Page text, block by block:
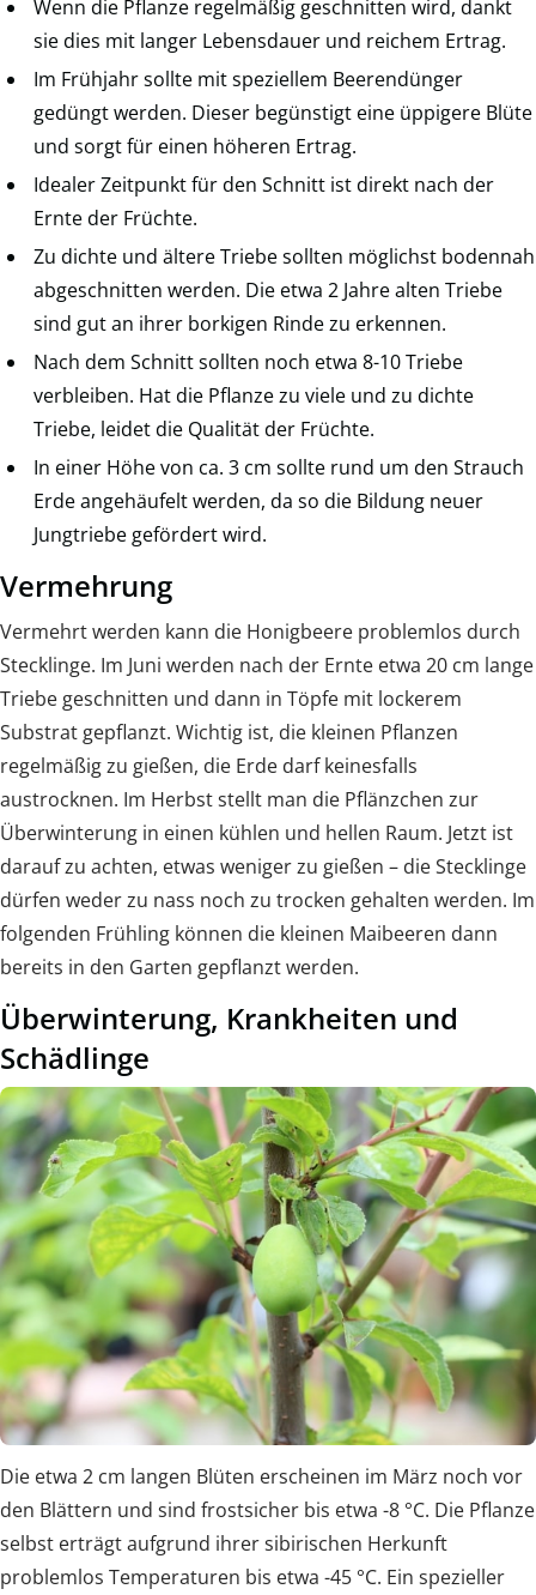
Wenn die Pflanze regelmäßig geschnitten wird, dankt
sie dies mit langer Lebensdauer und reichem Ertrag.
Im Frühjahr sollte mit speziellem Beerendünger
gedüngt werden. Dieser begünstigt eine üppigere Blüte
und sorgt für einen höheren Ertrag.
Idealer Zeitpunkt für den Schnitt ist direkt nach der
Ernte der Früchte.
Zu dichte und ältere Triebe sollten möglichst bodennah
abgeschnitten werden. Die etwa 2 Jahre alten Triebe
sind gut an ihrer borkigen Rinde zu erkennen.
Nach dem Schnitt sollten noch etwa 8-10 Triebe
verbleiben. Hat die Pflanze zu viele und zu dichte
Triebe, leidet die Qualität der Früchte.
In einer Höhe von ca. 3 cm sollte rund um den Strauch
Erde angehäufelt werden, da so die Bildung neuer
Jungtriebe gefördert wird.
Vermehrung
Vermehrt werden kann die Honigbeere problemlos durch
Stecklinge. Im Juni werden nach der Ernte etwa 20 cm lange
Triebe geschnitten und dann in Töpfe mit lockerem
Substrat gepflanzt. Wichtig ist, die kleinen Pflanzen
regelmäßig zu gießen, die Erde darf keinesfalls
austrocknen. Im Herbst stellt man die Pflänzchen zur
Überwinterung in einen kühlen und hellen Raum. Jetzt ist
darauf zu achten, etwas weniger zu gießen – die Stecklinge
dürfen weder zu nass noch zu trocken gehalten werden. Im
folgenden Frühling können die kleinen Maibeeren dann
bereits in den Garten gepflanzt werden.
Überwinterung, Krankheiten und
Schädlinge
Die etwa 2 cm langen Blüten erscheinen im März noch vor
den Blättern und sind frostsicher bis etwa -8 °C. Die Pflanze
selbst erträgt aufgrund ihrer sibirischen Herkunft
problemlos Temperaturen bis etwa -45 °C. Ein spezieller